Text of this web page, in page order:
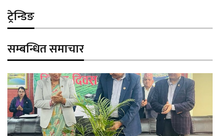
ट्रेन्डिङ
सम्बन्धित समाचार